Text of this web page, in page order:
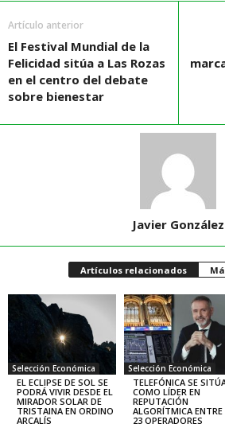
Artículo anterior
El Festival Mundial de la
Felicidad sitúa a Las Rozas
en el centro del debate
sobre bienestar
Javier González
Artículos relacionados
Selección Económica
EL ECLIPSE DE SOL SE
PODRÁ VIVIR DESDE EL
MIRADOR SOLAR DE
TRISTAINA EN ORDINO
ARCALÍS
Selección Económica
TELEFÓNICA SE
COMO LÍDER EN
REPUTACIÓN
ALGORÍTMICA ENTRE
23 OPERADORES